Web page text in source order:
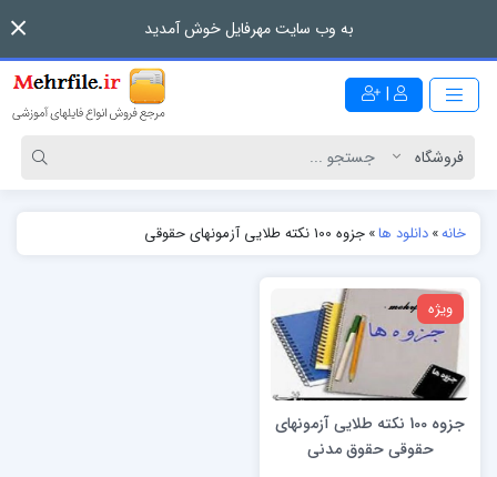
به وب سایت مهرفایل خوش آمدید
|
خانه»دانلود ها»جزوه 100 نکته طلایی آزمونهای حقوقی
ویژه
جزوه 100 نکته طلایی آزمونهای
حقوقی حقوق مدنی